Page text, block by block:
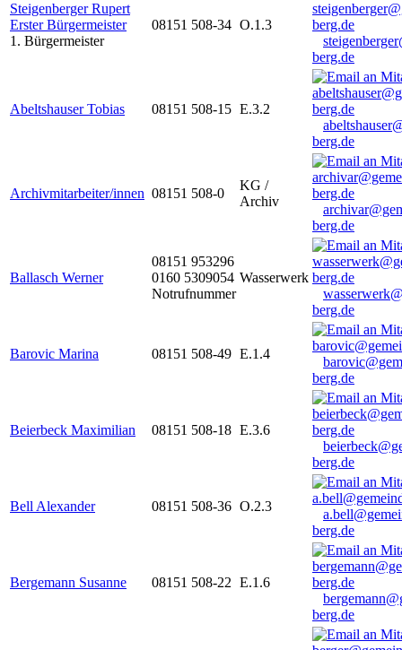
Steigenberger Rupert
Erster Bürgermeister
1. Bürgermeister
08151 508-34 O.1.3
berg.de
Abeltshauser Tobias 08151 508-15 E.3.2
berg.de
Archivmitarbeiter/innen 08151 508-0
KG /
Archiv
berg.de
Ballasch Werner
08151 953296
0160 5309054
Notrufnummer
Wasserwerk
berg.de
Barovic Marina 08151 508-49 E.1.4
berg.de
Beierbeck Maximilian 08151 508-18 E.3.6
berg.de
Bell Alexander 08151 508-36 O.2.3
berg.de
Bergemann Susanne 08151 508-22 E.1.6
berg.de